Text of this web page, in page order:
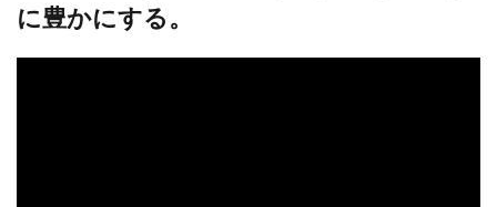
に豊かにする。